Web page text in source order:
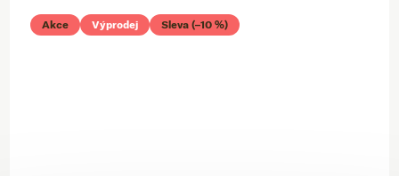
Akce Výprodej Sleva (–10 %)